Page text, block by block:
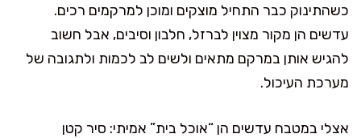
כשהתינוק כבר התחיל מוצקים ומוכן למרקמים רכים.
עדשים הן מקור מצוין לברזל, חלבון וסיבים, אבל חשוב
להגיש אותן במרקם מתאים ולשים לב לכמות ולתגובה של
מערכת העיכול.
אצלי במטבח עדשים הן “אוכל בית” אמיתי: סיר קטן